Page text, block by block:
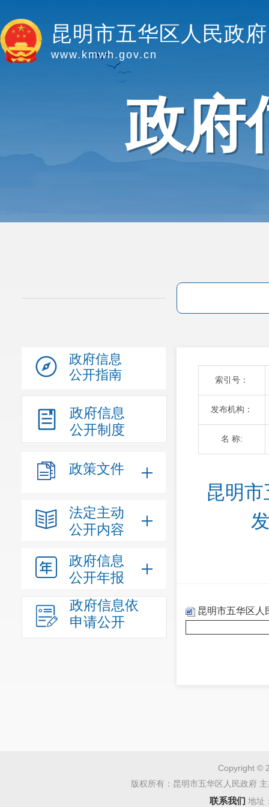
昆明市五华区人民政府
www.kmwh.gov.cn
政府
政府信息
公开指南
政府信息
公开制度
政策文件
法定主动
公开内容
政府信息
公开年报
政府信息依
申请公开
索引号：
发布机构：
名 称:
昆明
昆明市五华区人
Copyright ©
版权所有：昆明市五华区人民政府
联系我们 地址